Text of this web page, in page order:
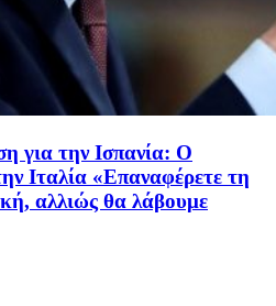
για την Ισπανία: Ο
Ιταλία «Επαναφέρετε τη
αλλιώς θα λάβουμε